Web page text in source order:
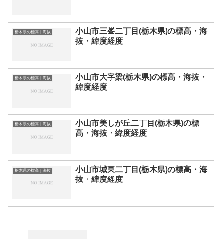
栃木県の標高｜海抜
小山市三峯二丁目(栃木県)の標高・海
抜・緯度経度
栃木県の標高｜海抜
小山市大字梁(栃木県)の標高・海抜・
緯度経度
栃木県の標高｜海抜
小山市美しが丘二丁目(栃木県)の標
高・海抜・緯度経度
栃木県の標高｜海抜
小山市城東二丁目(栃木県)の標高・海
抜・緯度経度